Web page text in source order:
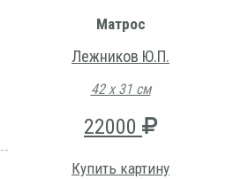
Матрос
Лежников Ю.П.
42 х 31 см
22000
Купить картину